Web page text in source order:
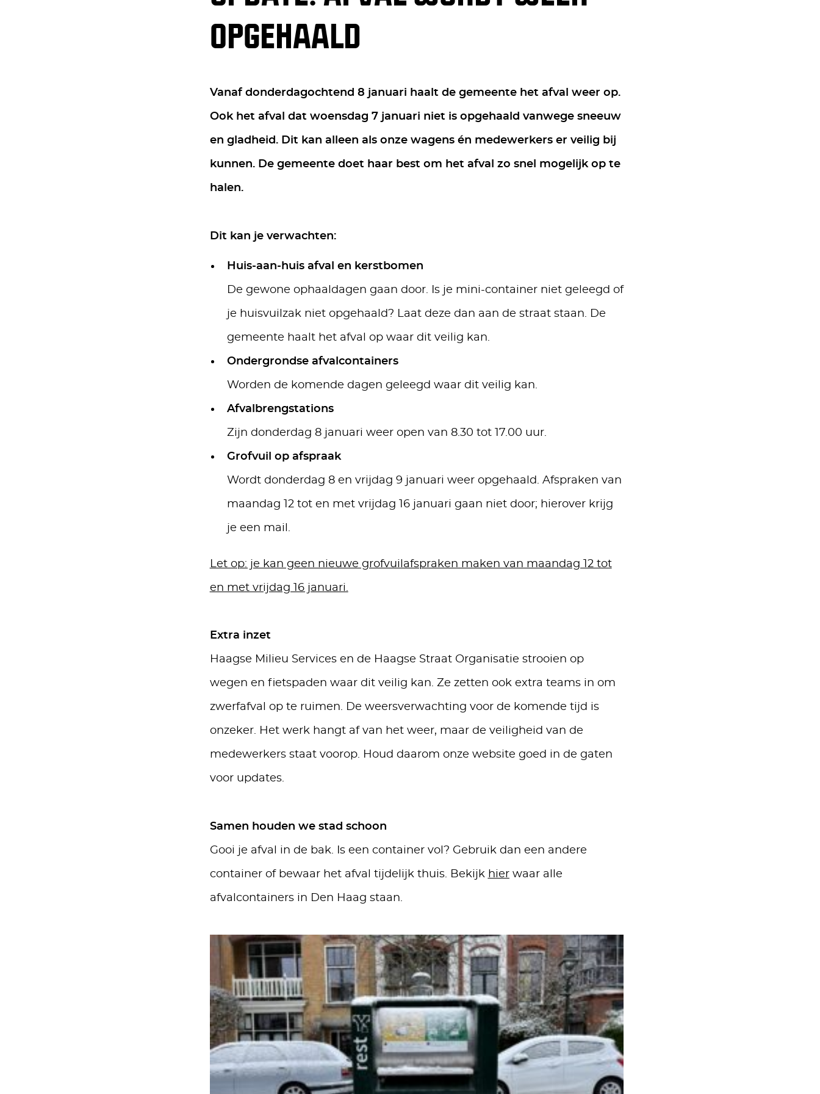
OPGEHAALD
Vanaf donderdagochtend 8 januari haalt de gemeente het afval weer op.
Ook het afval dat woensdag 7 januari niet is opgehaald vanwege sneeuw
en gladheid. Dit kan alleen als onze wagens én medewerkers er veilig bij
kunnen. De gemeente doet haar best om het afval zo snel mogelijk op te
halen.
Dit kan je verwachten:
Huis-aan-huis afval en kerstbomen
De gewone ophaaldagen gaan door. Is je mini-container niet geleegd of
je huisvuilzak niet opgehaald? Laat deze dan aan de straat staan. De
gemeente haalt het afval op waar dit veilig kan.
Ondergrondse afvalcontainers
Worden de komende dagen geleegd waar dit veilig kan.
Afvalbrengstations
Zijn donderdag 8 januari weer open van 8.30 tot 17.00 uur.
Grofvuil op afspraak
Wordt donderdag 8 en vrijdag 9 januari weer opgehaald. Afspraken van
maandag 12 tot en met vrijdag 16 januari gaan niet door; hierover krijg
je een mail.
Let op: je kan geen nieuwe grofvuilafspraken maken van maandag 12 tot
en met vrijdag 16 januari.
Extra inzet
Haagse Milieu Services en de Haagse Straat Organisatie strooien op
wegen en fietspaden waar dit veilig kan. Ze zetten ook extra teams in om
zwerfafval op te ruimen. De weersverwachting voor de komende tijd is
onzeker. Het werk hangt af van het weer, maar de veiligheid van de
medewerkers staat voorop. Houd daarom onze website goed in de gaten
voor updates.
Samen houden we stad schoon
Gooi je afval in de bak. Is een container vol? Gebruik dan een andere
container of bewaar het afval tijdelijk thuis. Bekijk hierwaar alle
afvalcontainers in Den Haag staan.